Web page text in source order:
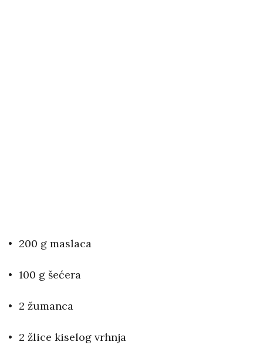
200 g maslaca
100 g šećera
2 žumanca
2 žlice kiselog vrhnja